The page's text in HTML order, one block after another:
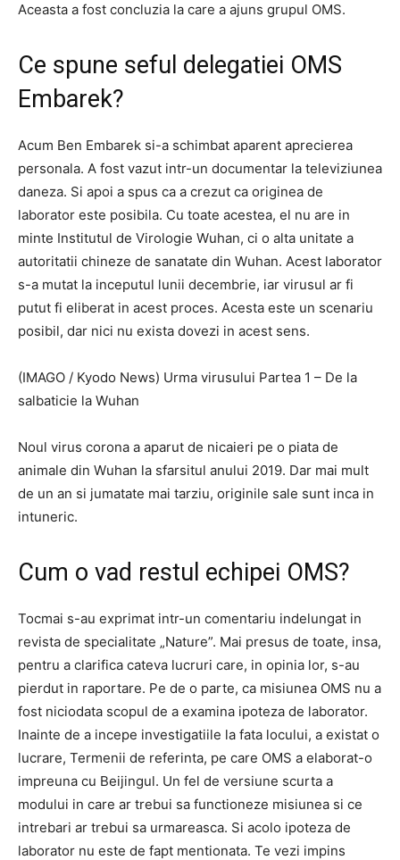
Aceasta a fost concluzia la care a ajuns grupul OMS.
Ce spune seful delegatiei OMS
Embarek?
Acum Ben Embarek si-a schimbat aparent aprecierea
personala. A fost vazut intr-un documentar la televiziunea
daneza. Si apoi a spus ca a crezut ca originea de
laborator este posibila. Cu toate acestea, el nu are in
minte Institutul de Virologie Wuhan, ci o alta unitate a
autoritatii chineze de sanatate din Wuhan. Acest laborator
s-a mutat la inceputul lunii decembrie, iar virusul ar fi
putut fi eliberat in acest proces. Acesta este un scenariu
posibil, dar nici nu exista dovezi in acest sens.
(IMAGO / Kyodo News) Urma virusului Partea 1 – De la
salbaticie la Wuhan
Noul virus corona a aparut de nicaieri pe o piata de
animale din Wuhan la sfarsitul anului 2019. Dar mai mult
de un an si jumatate mai tarziu, originile sale sunt inca in
intuneric.
Cum o vad restul echipei OMS?
Tocmai s-au exprimat intr-un comentariu indelungat in
revista de specialitate „Nature”. Mai presus de toate, insa,
pentru a clarifica cateva lucruri care, in opinia lor, s-au
pierdut in raportare. Pe de o parte, ca misiunea OMS nu a
fost niciodata scopul de a examina ipoteza de laborator.
Inainte de a incepe investigatiile la fata locului, a existat o
lucrare, Termenii de referinta, pe care OMS a elaborat-o
impreuna cu Beijingul. Un fel de versiune scurta a
modului in care ar trebui sa functioneze misiunea si ce
intrebari ar trebui sa urmareasca. Si acolo ipoteza de
laborator nu este de fapt mentionata. Te vezi impins